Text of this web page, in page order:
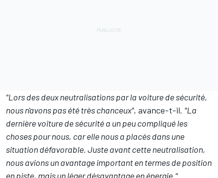
"Lors des deux neutralisations par la voiture de sécurité,
nous n'avons pas été très chanceux", avance-t-il. "La
dernière voiture de sécurité a un peu compliqué les
choses pour nous, car elle nous a placés dans une
situation défavorable. Juste avant cette neutralisation,
nous avions un avantage important en termes de position
en piste, mais un léger désavantage en énergie."